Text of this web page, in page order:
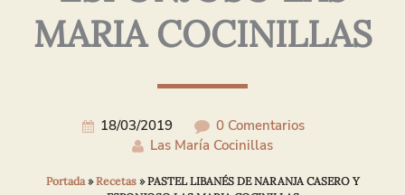
MARIA COCINILLAS
18/03/2019
0 Comentarios
Las María Cocinillas
Portada»Recetas»PASTEL LIBANÉS DE NARANJA CASERO Y